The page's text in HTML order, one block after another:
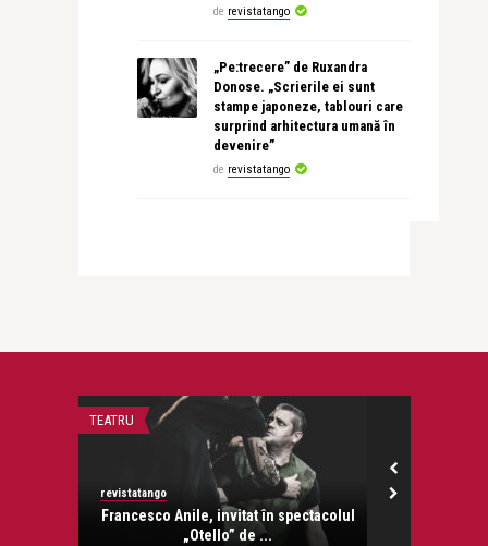
de revistatango
„Pe:trecere” de Ruxandra
Donose. „Scrierile ei sunt
stampe japoneze, tablouri care
surprind arhitectura umană în
devenire”
de revistatango
TEATRU
revistatango
Francesco Anile, invitat în spectacolul
„Otello” de ...